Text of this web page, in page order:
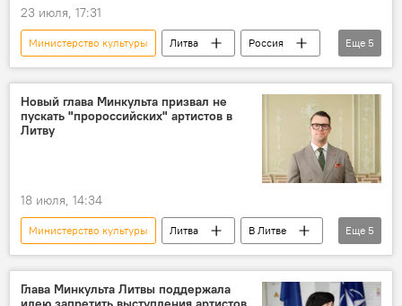
23 июля, 17:31
Министерство культуры Литва
Россия
Культура
культура
Общество
Петр Ильич Чайковский
музыка
Еще 5
Новый глава Минкульта призвал не
пускать "пророссийских" артистов в
Литву
18 июля, 14:34
Министерство культуры Литва
В Литве
запрет на въезд
Культура
Политика
выступление
Еще 5
Глава Минкульта Литвы поддержала